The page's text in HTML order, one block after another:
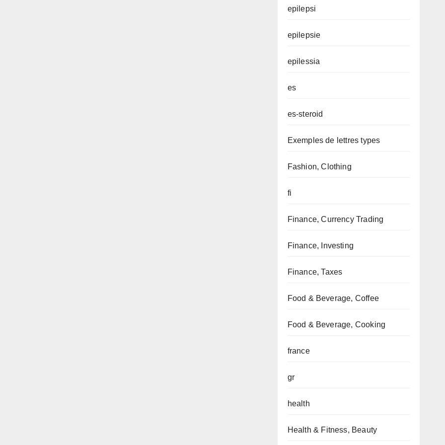
epilepsi
epilepsie
epilessia
es
es-steroid
Exemples de lettres types
Fashion, Clothing
fi
Finance, Currency Trading
Finance, Investing
Finance, Taxes
Food & Beverage, Coffee
Food & Beverage, Cooking
france
gr
health
Health & Fitness, Beauty